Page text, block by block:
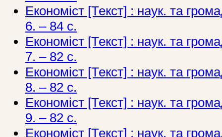
Економіст [Текст] : наук. та
6. – 84 c.
Економіст [Текст] : наук. та
7. – 82 c.
Економіст [Текст] : наук. та
8. – 82 c.
Економіст [Текст] : наук. та
9. – 82 c.
Економіст [Текст] : наук. та